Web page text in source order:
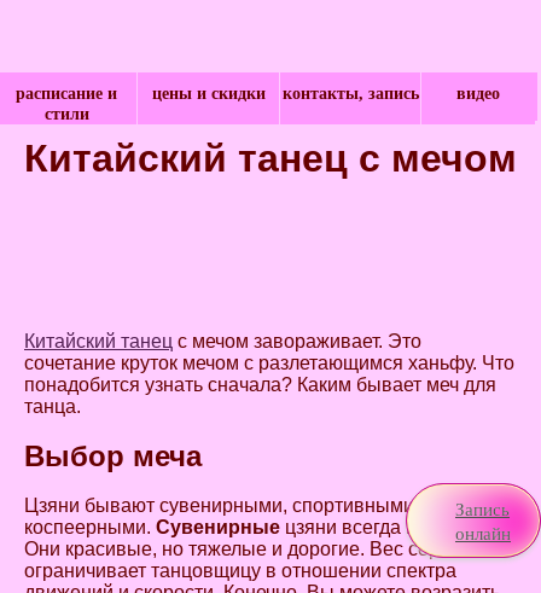
расписание и
стили
цены и скидки контакты, запись видео
Запись
онлайн
Китайский танец с мечом
Китайский танец с мечом завораживает. Это
сочетание круток мечом с разлетающимся ханьфу. Что
понадобится узнать сначала? Каким бывает меч для
танца.
Выбор меча
Цзяни бывают сувенирными, спортивными и
коспеерными. Сувенирные цзяни всегда из металла.
Они красивые, но тяжелые и дорогие. Вес серьезно
ограничивает танцовщицу в отношении спектра